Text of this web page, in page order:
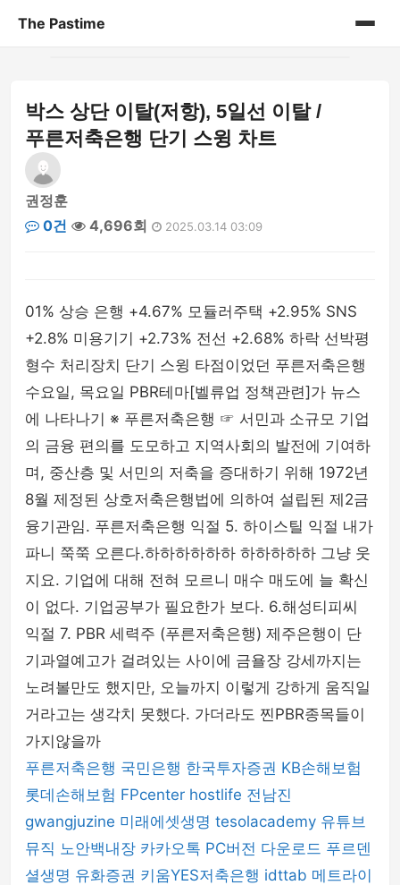
The Pastime
게시판
박스 상단 이탈(저항), 5일선 이탈 /
푸른저축은행 단기 스윙 차트
권정훈
0건
4,696회 2025.03.14 03:09
01% 상승 은행 +4.67% 모듈러주택 +2.95% SNS
+2.8% 미용기기 +2.73% 전선 +2.68% 하락 선박평
형수 처리장치 단기 스윙 타점이었던 푸른저축은행
수요일, 목요일 PBR테마[벨류업 정책관련]가 뉴스
에 나타나기 ※ 푸른저축은행 ☞ 서민과 소규모 기업
의 금융 편의를 도모하고 지역사회의 발전에 기여하
며, 중산층 및 서민의 저축을 증대하기 위해 1972년
8월 제정된 상호저축은행법에 의하여 설립된 제2금
융기관임. 푸른저축은행 익절 5. 하이스틸 익절 내가
파니 쭉쭉 오른다.하하하하하하 하하하하하 그냥 웃
지요. 기업에 대해 전혀 모르니 매수 매도에 늘 확신
이 없다. 기업공부가 필요한가 보다. 6.해성티피씨
익절 7. PBR 세력주 (푸른저축은행) 제주은행이 단
기과열예고가 걸려있는 사이에 금욜장 강세까지는
노려볼만도 했지만, 오늘까지 이렇게 강하게 움직일
거라고는 생각치 못했다. 가더라도 찐PBR종목들이
가지않을까
푸른저축은행 국민은행 한국투자증권 KB손해보험
롯데손해보험 FPcenter hostlife 전남진
gwangjuzine 미래에셋생명 tesolacademy 유튜브
뮤직 노안백내장 카카오톡 PC버전 다운로드 푸르덴
셜생명 유화증권 키움YES저축은행 idttab 메트라이